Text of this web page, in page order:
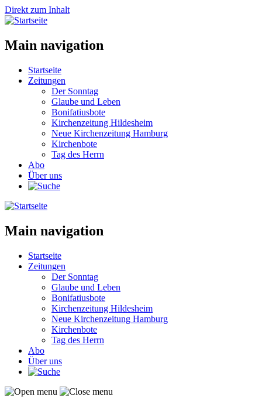
Direkt zum Inhalt
Main navigation
Startseite
Zeitungen
Der Sonntag
Glaube und Leben
Bonifatiusbote
Kirchenzeitung Hildesheim
Neue Kirchenzeitung Hamburg
Kirchenbote
Tag des Herrn
Abo
Über uns
Main navigation
Startseite
Zeitungen
Der Sonntag
Glaube und Leben
Bonifatiusbote
Kirchenzeitung Hildesheim
Neue Kirchenzeitung Hamburg
Kirchenbote
Tag des Herrn
Abo
Über uns